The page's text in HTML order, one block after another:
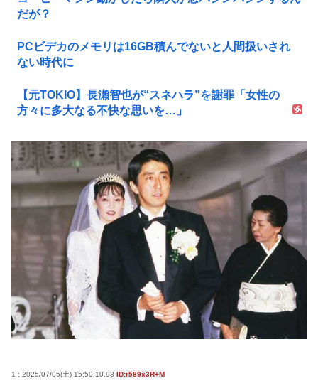
だが？
PCビデカのメモリは16GB積んでないと人間扱いされ
ない時代に
【元TOKIO】長瀬智也が“スネハラ”を謝罪「女性の
方々に多大なる不快な思いを…」
1 : 2025/07/05(土) 15:50:10.98 ID:r589x3R+M